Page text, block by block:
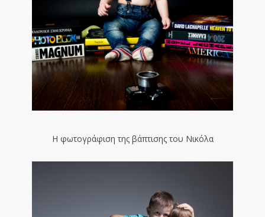
Η φωτογράφιση της βάπτισης του Νικόλα